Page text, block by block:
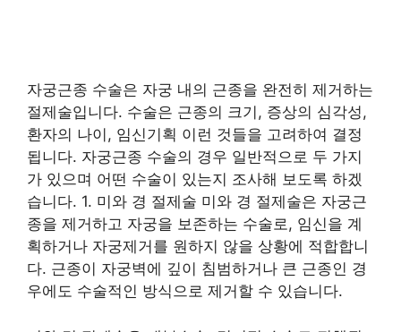
자궁근종 수술은 자궁 내의 근종을 완전히 제거하는
절제술입니다. 수술은 근종의 크기, 증상의 심각성,
환자의 나이, 임신기획 이런 것들을 고려하여 결정
됩니다. 자궁근종 수술의 경우 일반적으로 두 가지
가 있으며 어떤 수술이 있는지 조사해 보도록 하겠
습니다. 1. 미와 경 절제술 미와 경 절제술은 자궁근
종을 제거하고 자궁을 보존하는 수술로, 임신을 계
획하거나 자궁제거를 원하지 않을 상황에 적합합니
다. 근종이 자궁벽에 깊이 침범하거나 큰 근종인 경
우에도 수술적인 방식으로 제거할 수 있습니다.